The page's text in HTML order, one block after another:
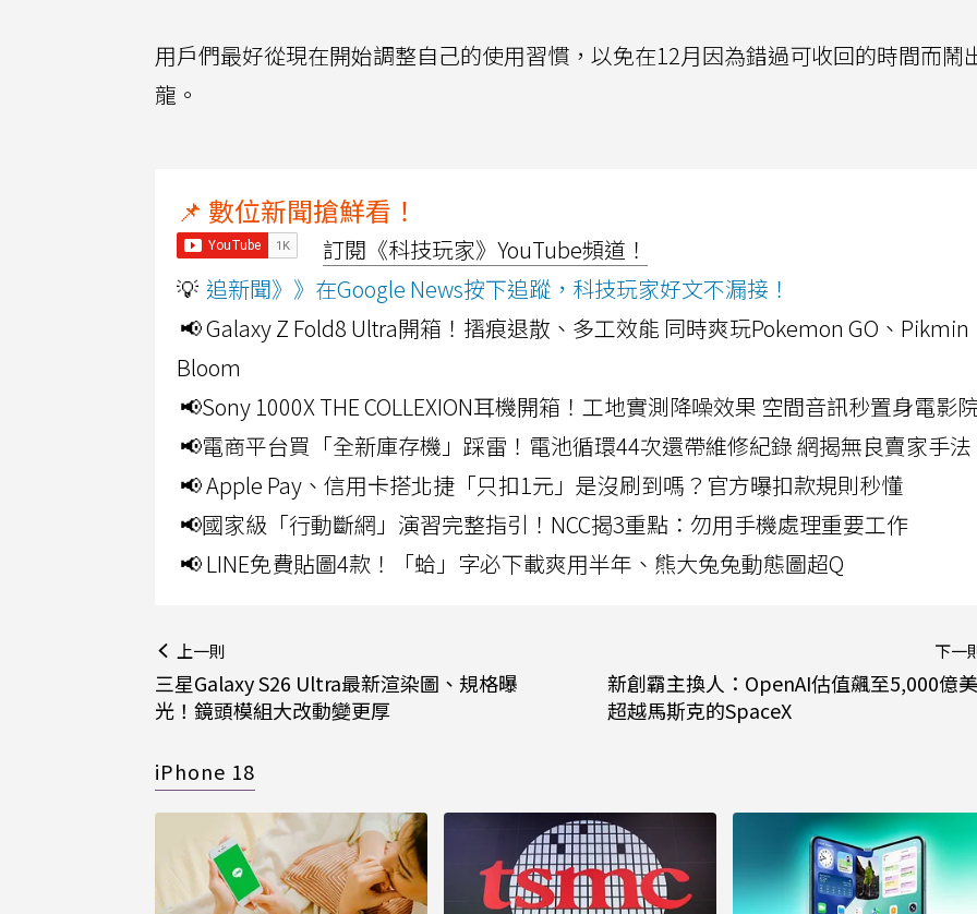
用戶們最好從現在開始調整自己的使用習慣，以免在12月因為錯過可收回的時間而鬧
龍。
📌 數位新聞搶鮮看！
訂閱《科技玩家》YouTube頻道！
💡 追新聞》》在Google News按下追蹤，科技玩家好文不漏接！
📢 Galaxy Z Fold8 Ultra開箱！摺痕退散、多工效能 同時爽玩Pokemon GO、Pikmin
Bloom
📢Sony 1000X THE COLLEXION耳機開箱！工地實測降噪效果 空間音訊秒置身電影
📢電商平台買「全新庫存機」踩雷！電池循環44次還帶維修紀錄 網揭無良賣家手法
📢 Apple Pay、信用卡搭北捷「只扣1元」是沒刷到嗎？官方曝扣款規則秒懂
📢國家級「行動斷網」演習完整指引！NCC揭3重點：勿用手機處理重要工作
📢 LINE免費貼圖4款！「蛤」字必下載爽用半年、熊大兔兔動態圖超Q
上一則
三星Galaxy S26 Ultra最新渲染圖、規格曝
光！鏡頭模組大改動變更厚
下一
新創霸主換人：OpenAI估值飆至5,000億
超越馬斯克的SpaceX
iPhone 18